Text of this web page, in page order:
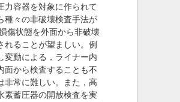
容器を対象に作られて
種々の非破壊検査手法が
傷状態を外面から非破壊
ることが望ましい。例
変動による，ライナー内
面から検査することも不
非常に難しい。また，高
素蓄圧器の開放検査を実